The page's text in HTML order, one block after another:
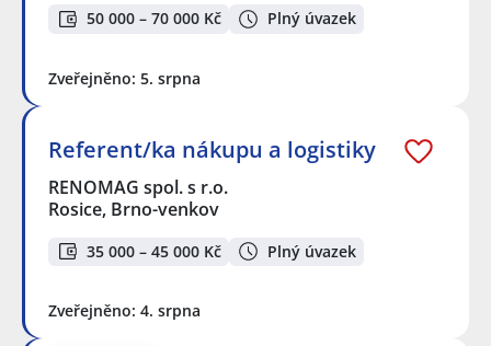
50 000 – 70 000 Kč Plný úvazek
Zveřejněno: 5. srpna
Referent/ka nákupu a logistiky
RENOMAG spol. s r.o.
Rosice, Brno-venkov
35 000 – 45 000 Kč Plný úvazek
Zveřejněno: 4. srpna